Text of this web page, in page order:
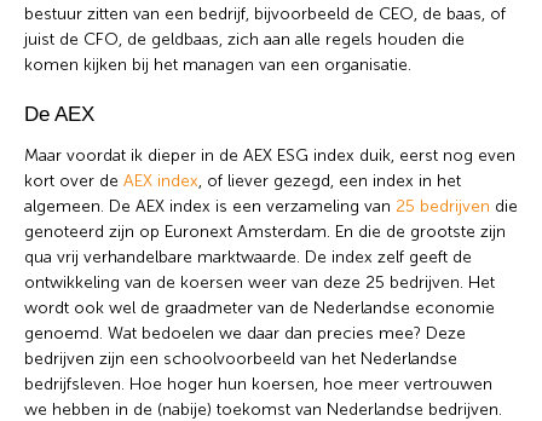
bestuur zitten van een bedrijf, bijvoorbeeld de CEO, de baas, of
juist de CFO, de geldbaas, zich aan alle regels houden die
komen kijken bij het managen van een organisatie.
De AEX
Maar voordat ik dieper in de AEX ESG index duik, eerst nog even
kort over de AEX index, of liever gezegd, een index in het
algemeen. De AEX index is een verzameling van 25 bedrijven die
genoteerd zijn op Euronext Amsterdam. En die de grootste zijn
qua vrij verhandelbare marktwaarde. De index zelf geeft de
ontwikkeling van de koersen weer van deze 25 bedrijven. Het
wordt ook wel de graadmeter van de Nederlandse economie
genoemd. Wat bedoelen we daar dan precies mee? Deze
bedrijven zijn een schoolvoorbeeld van het Nederlandse
bedrijfsleven. Hoe hoger hun koersen, hoe meer vertrouwen
we hebben in de (nabije) toekomst van Nederlandse bedrijven.
Wat wil je opzoeken?
Wil je graag de betekenis van een beleggingsterm
weten of is er een andere vraag die je graag
beantwoord wilt hebben? We helpen je graag een
handje.
Zoek
naar:
Zoekknop